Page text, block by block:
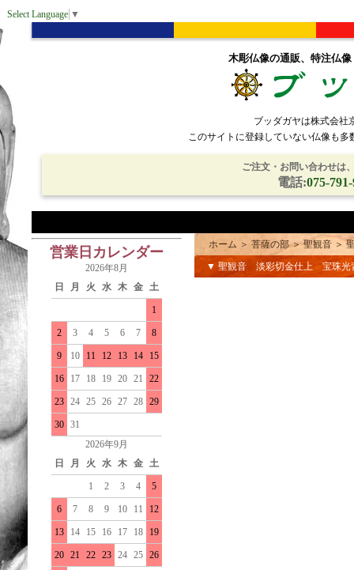
Select Language ▼
木彫仏像の通販、特注仏
ブッダガヤは株式会社
このサイトに登録していない仏像も
ご注文・お問い合わせは
電話:075-
営業日カレンダー
2026年8月
日
月 火 水 木 金 土
1
2 3 4 5 6 7 8
9 10 11 12 13 14 15
16 17 18 19 20 21 22
23 24 25 26 27 28 29
30 31
2026年9月
日
月 火 水 木 金 土
1 2 3 4 5
6 7 8 9 10 11 12
13 14 15 16 17 18 19
20 21 22 23 24 25 26
ホーム ＞ 菩薩の部＞聖観音 ＞
▼ 聖観音 淡彩切金仕上 宝珠